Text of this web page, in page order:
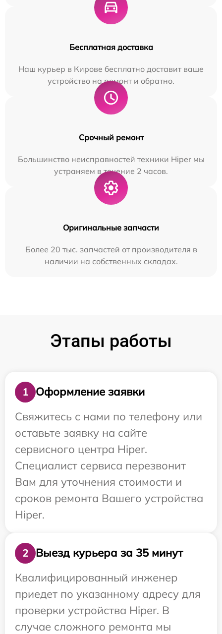
Бесплатная доставка
Наш курьер в Кирове бесплатно доставит ваше
устройство на ремонт и обратно.
Срочный ремонт
Большинство неисправностей техники Hiper мы
устраняем в течение 2 часов.
Оригинальные запчасти
Более 20 тыс. запчастей от производителя в
наличии на собственных складах.
Этапы работы
1
Оформление заявки
Свяжитесь с нами по телефону или
оставьте заявку на сайте
сервисного центра Hiper.
Специалист сервиса перезвонит
Вам для уточнения стоимости и
сроков ремонта Вашего устройства
Hiper.
2
Выезд курьера за 35 минут
Квалифицированный инженер
приедет по указанному адресу для
проверки устройства Hiper. В
случае сложного ремонта мы